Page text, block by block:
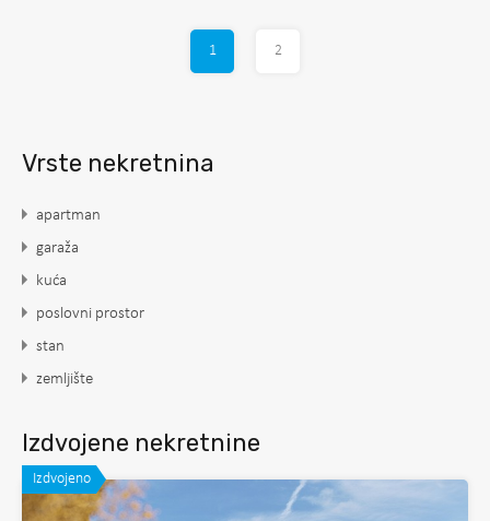
1 2
Vrste nekretnina
apartman
garaža
kuća
poslovni prostor
stan
zemljište
Izdvojene nekretnine
Izdvojeno